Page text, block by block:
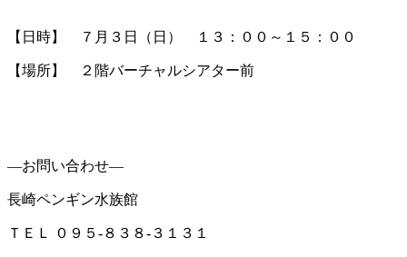
【日時】 ７月３日（日） １３：００～１５：００
【場所】 ２階バーチャルシアター前
―お問い合わせ―
長崎ペンギン水族館
ＴＥＬ ０９５-８３８-３１３１